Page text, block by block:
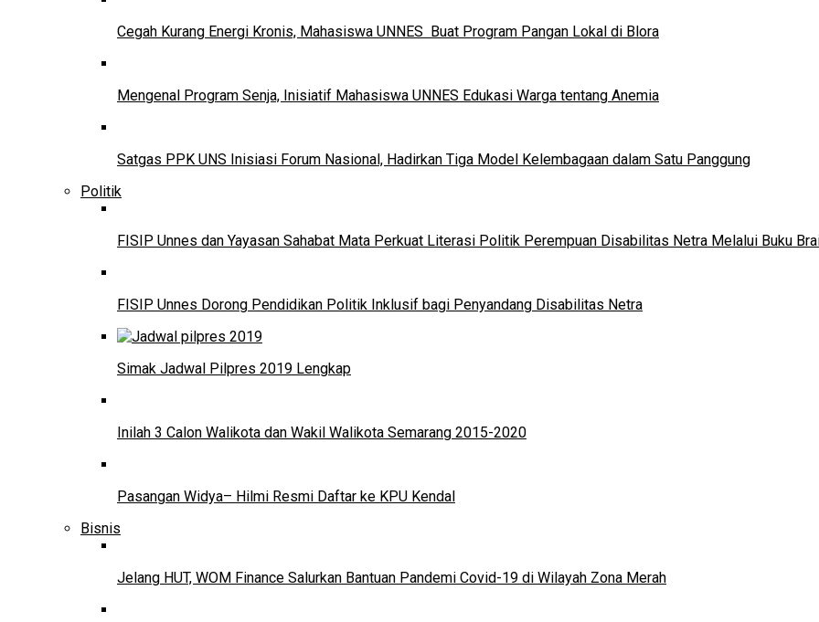
Cegah Kurang Energi Kronis, Mahasiswa UNNES Buat Program Pangan Lokal di Blora
Mengenal Program Senja, Inisiatif Mahasiswa UNNES Edukasi Warga tentang Anemia
Satgas PPK UNS Inisiasi Forum Nasional, Hadirkan Tiga Model Kelembagaan dalam Satu Panggung
Politik
FISIP Unnes dan Yayasan Sahabat Mata Perkuat Literasi Politik Perempuan Disabilitas Netra Melalui Buku
FISIP Unnes Dorong Pendidikan Politik Inklusif bagi Penyandang Disabilitas Netra
Simak Jadwal Pilpres 2019 Lengkap
Inilah 3 Calon Walikota dan Wakil Walikota Semarang 2015-2020
Pasangan Widya– Hilmi Resmi Daftar ke KPU Kendal
Bisnis
Jelang HUT, WOM Finance Salurkan Bantuan Pandemi Covid-19 di Wilayah Zona Merah